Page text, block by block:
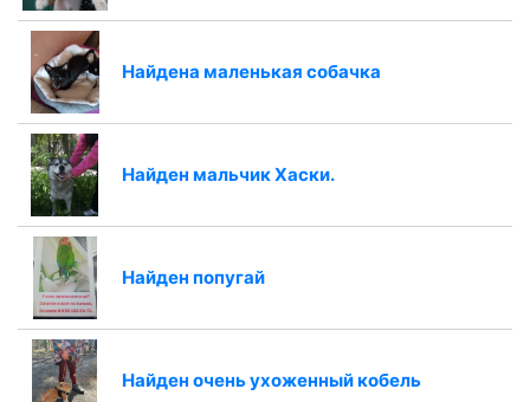
Найдена маленькая собачка
Найден мальчик Хаски.
Найден попугай
Найден очень ухоженный кобель